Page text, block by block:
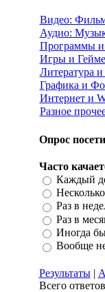
Видео:
Аудио:
Программы
Игры и
Литература
Графика и
Интернет и
Разное
Опрос
Часто
Каждый
Раз в
Раз в
Иногда
Вообще
Результаты|
Всего